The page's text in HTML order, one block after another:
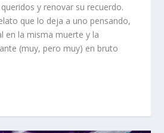
y renovar su recuerdo.
que lo deja a uno pensando,
en la misma muerte y la
(muy, pero muy) en bruto